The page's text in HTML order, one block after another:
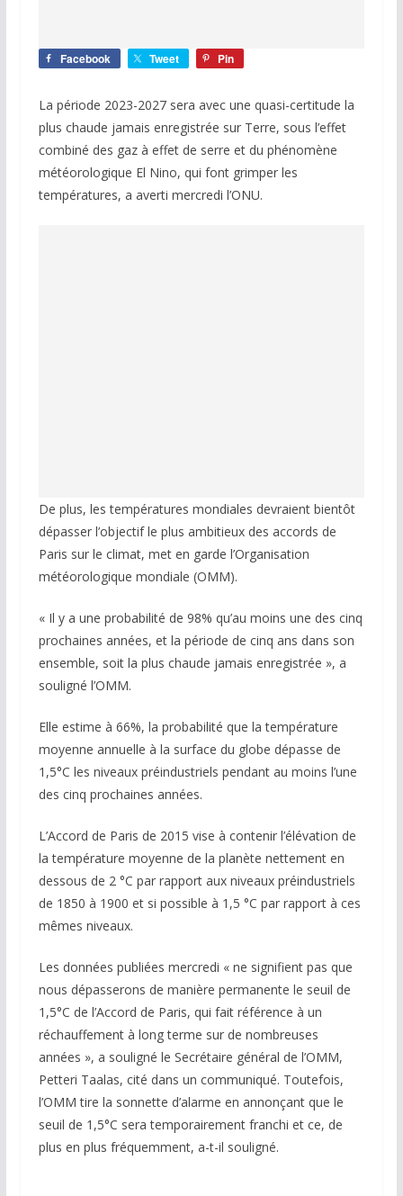
Facebook Tweet Pin
La période 2023-2027 sera avec une quasi-certitude la
plus chaude jamais enregistrée sur Terre, sous l’effet
combiné des gaz à effet de serre et du phénomène
météorologique El Nino, qui font grimper les
températures, a averti mercredi l’ONU.
De plus, les températures mondiales devraient bientôt
dépasser l’objectif le plus ambitieux des accords de
Paris sur le climat, met en garde l’Organisation
météorologique mondiale (OMM).
« Il y a une probabilité de 98% qu’au moins une des cinq
prochaines années, et la période de cinq ans dans son
ensemble, soit la plus chaude jamais enregistrée », a
souligné l’OMM.
Elle estime à 66%, la probabilité que la température
moyenne annuelle à la surface du globe dépasse de
1,5°C les niveaux préindustriels pendant au moins l’une
des cinq prochaines années.
L’Accord de Paris de 2015 vise à contenir l’élévation de
la température moyenne de la planète nettement en
dessous de 2 °C par rapport aux niveaux préindustriels
de 1850 à 1900 et si possible à 1,5 °C par rapport à ces
mêmes niveaux.
Les données publiées mercredi « ne signifient pas que
nous dépasserons de manière permanente le seuil de
1,5°C de l’Accord de Paris, qui fait référence à un
réchauffement à long terme sur de nombreuses
années », a souligné le Secrétaire général de l’OMM,
Petteri Taalas, cité dans un communiqué. Toutefois,
l’OMM tire la sonnette d’alarme en annonçant que le
seuil de 1,5°C sera temporairement franchi et ce, de
plus en plus fréquemment, a-t-il souligné.